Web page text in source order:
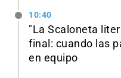
10:40
"La Scaloneta
final: cuando las
en equipo